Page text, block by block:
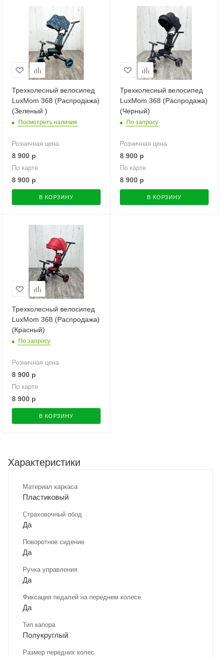
Трехколесный велосипед
LuxMom 368 (Распродажа)
(Зеленый )
Посмотреть наличие
Розничная цена
8 900 р
По карте
8 900 р
В КОРЗИНУ
Трехколесный велосипед
LuxMom 368 (Распродажа)
(Черный)
По запросу
Розничная цена
8 900 р
По карте
8 900 р
В КОРЗИНУ
Трехколесный велосипед
LuxMom 368 (Распродажа)
(Красный)
По запросу
Розничная цена
8 900 р
По карте
8 900 р
В КОРЗИНУ
Характеристики
Материал каркаса
Пластиковый
Страховочный обод
Да
Поворотное сидение
Да
Ручка управления
Да
Фиксация педалей на переднем колесе
Да
Тип капора
Полукруглый
Размер передних колес